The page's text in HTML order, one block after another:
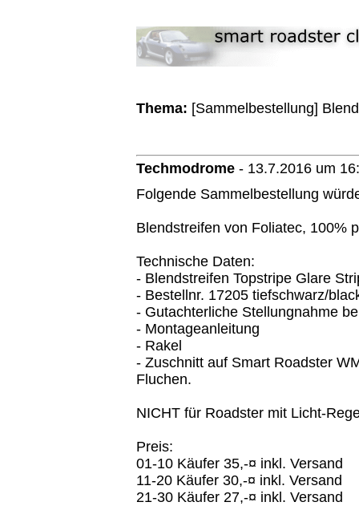
Thema: [Sammelbestellung]
Techmodrome - 13.7.2016 um
Folgende Sammelbestellung
Blendstreifen von Foliatec, 100%
Technische Daten:
- Blendstreifen Topstripe Glare
- Bestellnr. 17205 tiefschwarz/
- Gutachterliche Stellungnahme
- Montageanleitung
- Rakel
- Zuschnitt auf Smart Roadster
Fluchen.
NICHT für Roadster mit Licht-
Preis:
01-10 Käufer 35,-¤ inkl. Versand
11-20 Käufer 30,-¤ inkl. Versand
21-30 Käufer 27,-¤ inkl. Versand